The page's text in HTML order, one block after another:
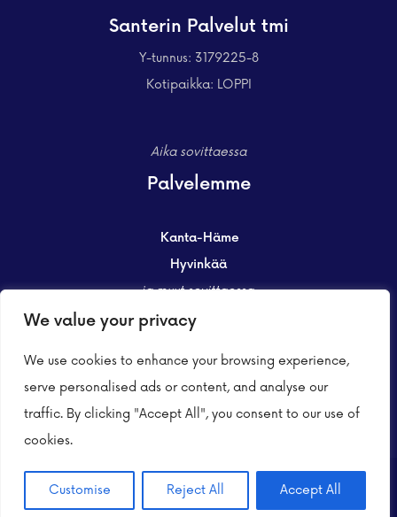
We value your privacy
We use cookies to enhance your browsing experience,
serve personalised ads or content, and analyse our
traffic. By clicking "Accept All", you consent to our use of
cookies.
Customise Reject All Accept All
Santerin Palvelut tmi
Y-tunnus: 3179225-8
Kotipaikka: LOPPI
Aika sovittaessa
Palvelemme
Kanta-Häme
Hyvinkää
ja muut sovittaessa
Asiakastuki
Copyright © 2025. Kaikki oikeudet pidätetään.